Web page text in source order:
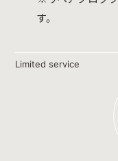
す。
Limited service